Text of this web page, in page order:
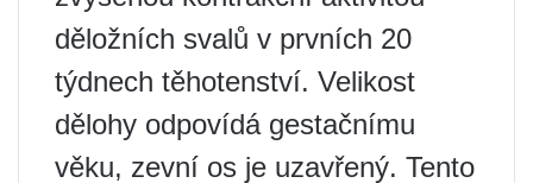
děložních svalů v prvních 20
týdnech těhotenství. Velikost
dělohy odpovídá gestačnímu
věku, zevní os je uzavřený. Tento